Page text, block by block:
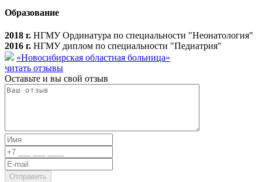
Образование
2018 г. НГМУ Ординатура по специальности "Неонатология"
2016 г. НГМУ диплом по специальности "Педиатрия"
«Новосибирская областная больница»
читать отзывы
Оставьте и вы свой отзыв